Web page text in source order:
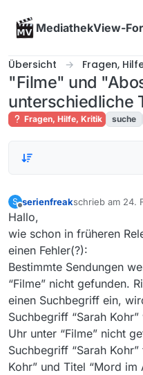
MediathekView-
Übersicht Fragen,
"Filme" und
unterschiedliche
Fragen, Hilfe, Kritik suche
S
Offline
serienfreakschrieb am 24.
zuletzt editiert
Hallo,
wie schon in früheren
einen Fehler(?):
Bestimmte Sendungen
“Filme” nicht gefunden.
einen Suchbegriff ein,
Suchbegriff “Sarah
Uhr unter “Filme” nicht
Suchbegriff “Sarah
Kohr” und Titel “Mord im